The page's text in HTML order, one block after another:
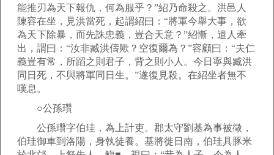
能推刃為天下報仇，何為服乎？”紹乃命殺之。洪邑人
陳容在坐，見洪當死，起謂紹曰：“將軍今舉大事，欲
為天下除暴，而先誅忠義，豈合天意？”紹慚，遣人牽
出，謂曰：“汝非臧洪儔歟？空復爾為？”容顧曰：“夫仁
義豈有常，所蹈之則君子，背之則小人。今日寧與臧洪
同日死，不與將軍同日生。”遂復見殺。在紹坐者無不
嘆息。
○公孫瓚
公孫瓚字伯珪，為上計吏。郡太守劉基為事被徵，
伯珪御車到洛陽，身執徒養。基將徙日南，伯珪具豚米